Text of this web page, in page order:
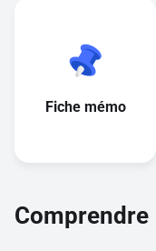
Se connecter
Fiche mémo
Comprendre